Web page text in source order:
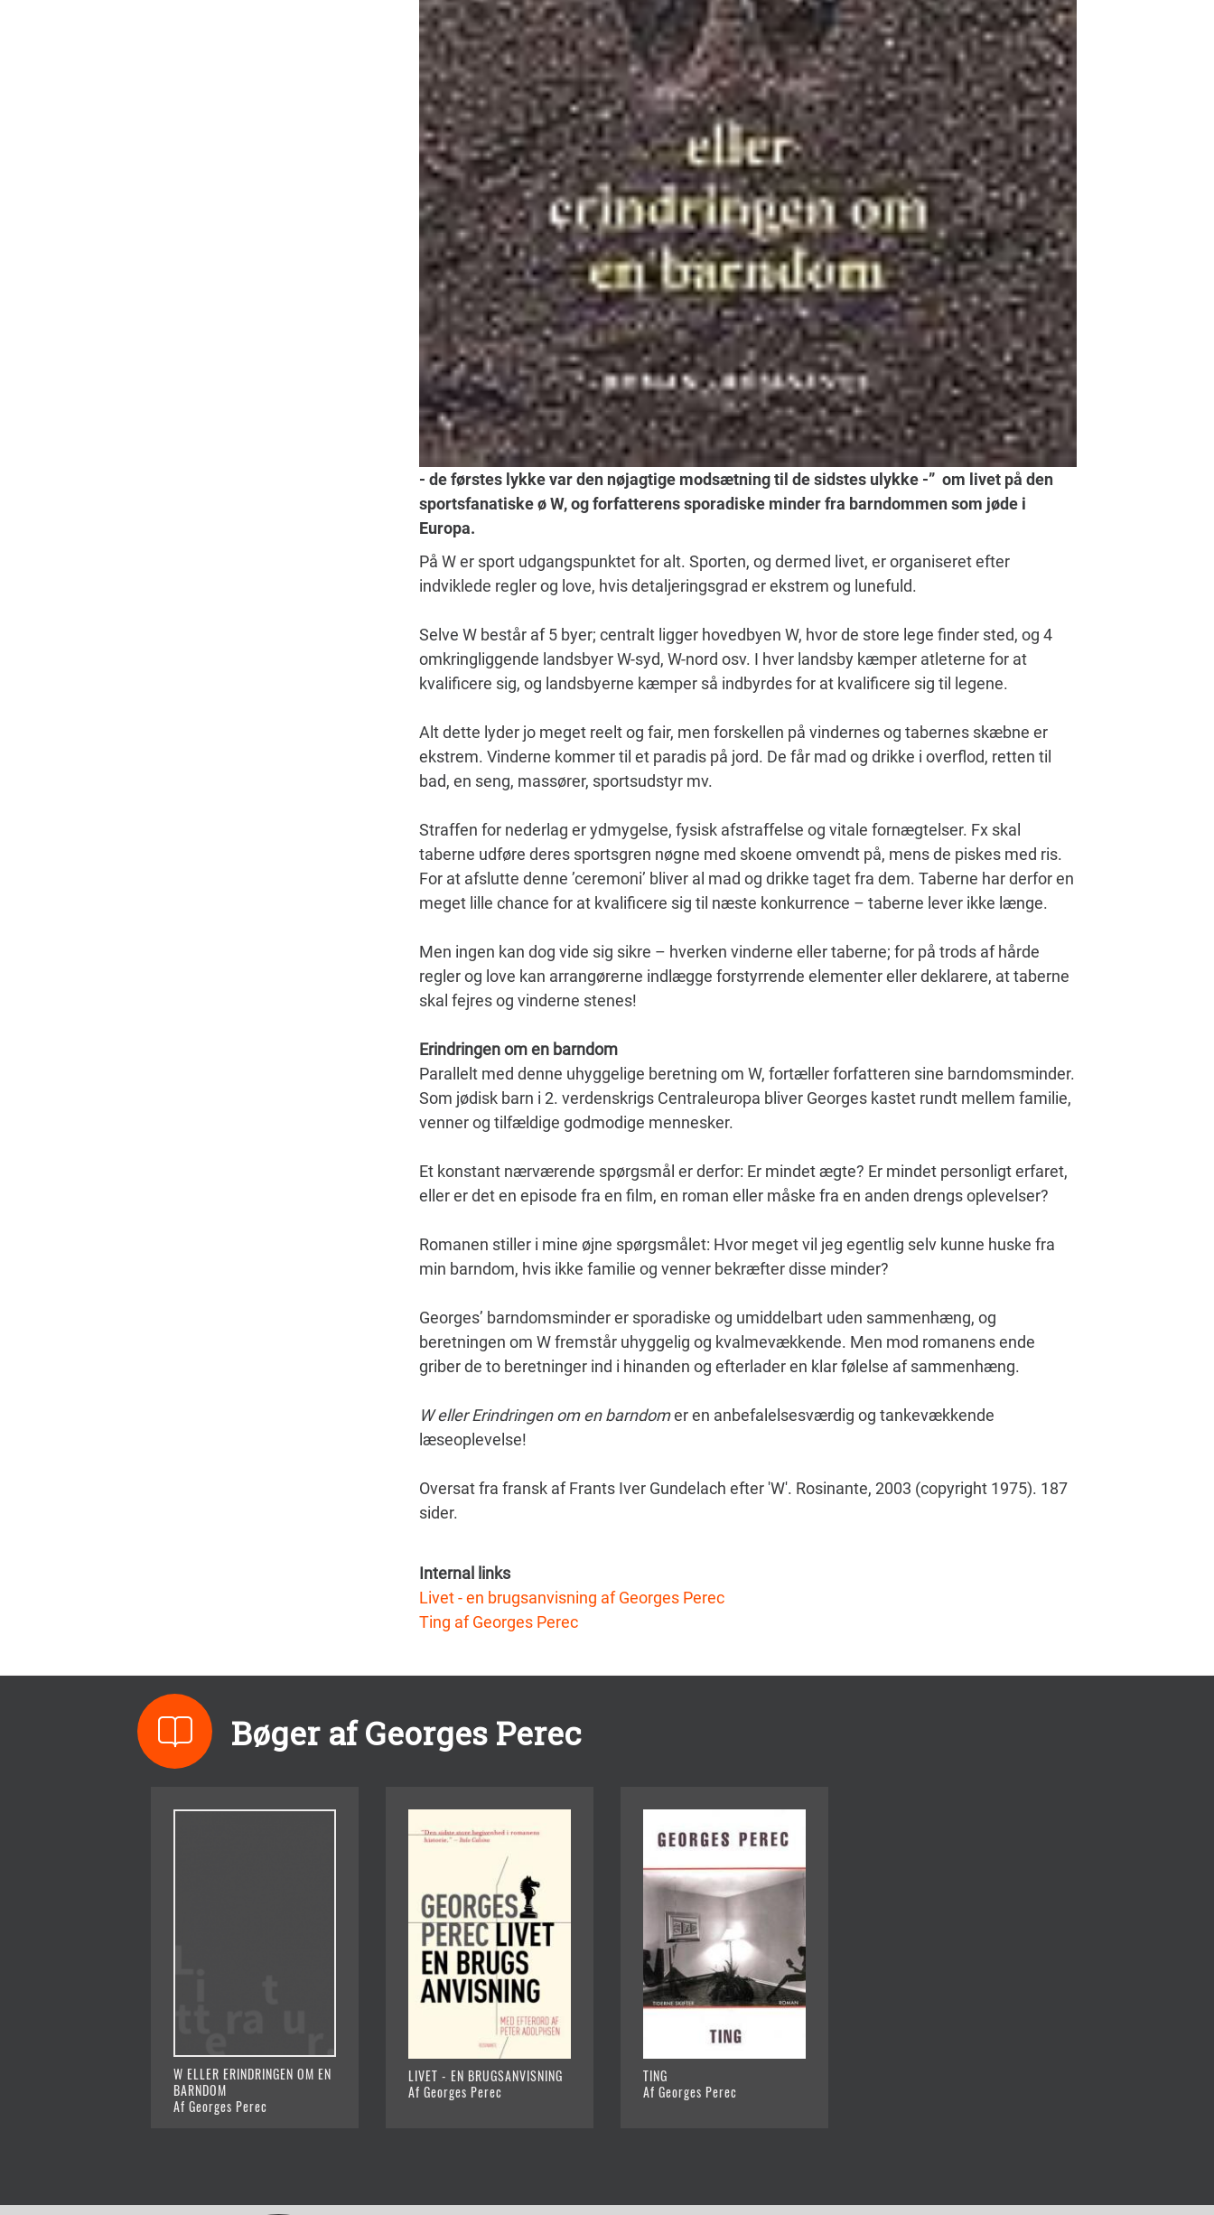
- de førstes lykke var den nøjagtige modsætning til de sidstes ulykke -” om livet på den
sportsfanatiske ø W, og forfatterens sporadiske minder fra barndommen som jøde i
Europa.
På W er sport udgangspunktet for alt. Sporten, og dermed livet, er organiseret efter
indviklede regler og love, hvis detaljeringsgrad er ekstrem og lunefuld.
Selve W består af 5 byer; centralt ligger hovedbyen W, hvor de store lege finder sted, og 4
omkringliggende landsbyer W-syd, W-nord osv. I hver landsby kæmper atleterne for at
kvalificere sig, og landsbyerne kæmper så indbyrdes for at kvalificere sig til legene.
Alt dette lyder jo meget reelt og fair, men forskellen på vindernes og tabernes skæbne er
ekstrem. Vinderne kommer til et paradis på jord. De får mad og drikke i overflod, retten til
bad, en seng, massører, sportsudstyr mv.
Straffen for nederlag er ydmygelse, fysisk afstraffelse og vitale fornægtelser. Fx skal
taberne udføre deres sportsgren nøgne med skoene omvendt på, mens de piskes med ris.
For at afslutte denne ’ceremoni’ bliver al mad og drikke taget fra dem. Taberne har derfor en
meget lille chance for at kvalificere sig til næste konkurrence – taberne lever ikke længe.
Men ingen kan dog vide sig sikre – hverken vinderne eller taberne; for på trods af hårde
regler og love kan arrangørerne indlægge forstyrrende elementer eller deklarere, at taberne
skal fejres og vinderne stenes!
Erindringen om en barndom
Parallelt med denne uhyggelige beretning om W, fortæller forfatteren sine barndomsminder.
Som jødisk barn i 2. verdenskrigs Centraleuropa bliver Georges kastet rundt mellem familie,
venner og tilfældige godmodige mennesker.
Et konstant nærværende spørgsmål er derfor: Er mindet ægte? Er mindet personligt erfaret,
eller er det en episode fra en film, en roman eller måske fra en anden drengs oplevelser?
Romanen stiller i mine øjne spørgsmålet: Hvor meget vil jeg egentlig selv kunne huske fra
min barndom, hvis ikke familie og venner bekræfter disse minder?
Georges’ barndomsminder er sporadiske og umiddelbart uden sammenhæng, og
beretningen om W fremstår uhyggelig og kvalmevækkende. Men mod romanens ende
griber de to beretninger ind i hinanden og efterlader en klar følelse af sammenhæng.
W eller Erindringen om en barndomer en anbefalelsesværdig og tankevækkende
læseoplevelse!
Oversat fra fransk af Frants Iver Gundelach efter 'W'. Rosinante, 2003 (copyright 1975). 187
sider.
Internal links
Livet - en brugsanvisning af Georges Perec
Ting af Georges Perec
Bøger af Georges Perec
W ELLER ERINDRINGEN OM EN
BARNDOM
Af Georges Perec
LIVET - EN BRUGSANVISNING
Af Georges Perec
TING
Af Georges Perec